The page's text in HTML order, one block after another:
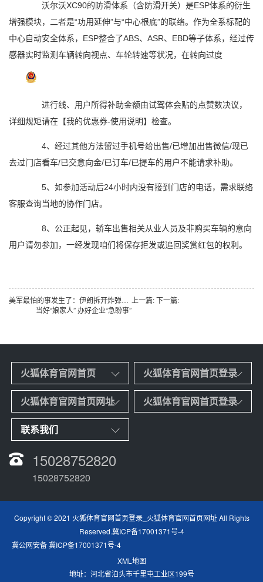
沃尔沃XC90的防滑体系（含防滑开关）是ESP体系的衍生
增强模块，二者是“功用延伸”与“中心根底”的联络。作为全系标配的
中心自动安全体系，ESP整合了ABS、ASR、EBD等子体系，经过传
感器实时监测车辆转向视点、车轮转速等状况，在转向过度
进行线、用户所得补助金额由试驾体会贴的点赞数决议，
详细规矩请在【我的优惠券-使用说明】检查。
4、经过其他方法留过手机号给出售/已增加出售微信/现已
去过门店看车/已交意向金/已订车/已提车的用户不能请求补助。
5、如参加活动后24小时内没有接到门店的电话，需求联络
客服查询当地的协作门店。
8、公正起见，轿车出售相关从业人员及非购买车辆的意向
用户请勿参加，一经发现咱们将保存拒发或追回奖赏红包的权利。
上一篇:
美军最怕的事发生了：伊朗拆开炸弹和导弹以色列的噩梦才刚开始
下一篇:
当好“娘家人” 办好企业“急盼事”
火狐体育官网首页 火狐体育官网首页登录
火狐体育官网首页网址 火狐体育官网首页登录
联系我们
15028752820
15028752820
Copyright © 2021 火狐体育官网首页登录_火狐体育官网首页网址All Rights
Reserved.冀ICP备17001371号-4
冀公网安备 冀ICP备17001371号-4
XML地图
地址： 河北省泊头市千里屯工业区199号